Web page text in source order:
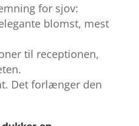
for sjov:
blomst, mest
til receptionen,
Det forlænger den